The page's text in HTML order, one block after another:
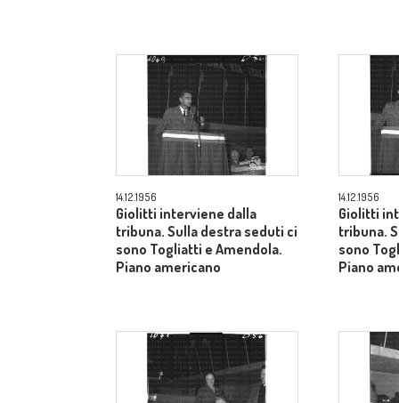
14.12.1956
Giolitti interviene dalla
tribuna. Sulla destra seduti ci
sono Togliatti e Amendola.
Piano americano
14.12.1956
Giolitti
tribuna.
sono
Piano